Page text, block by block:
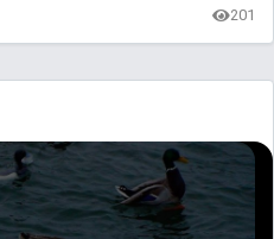
201